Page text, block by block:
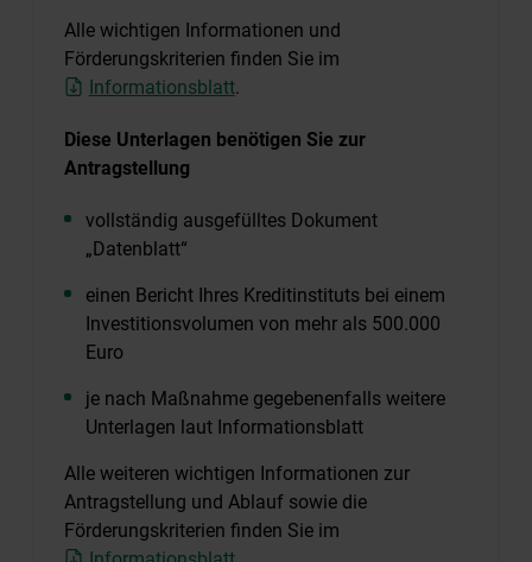
Alle wichtigen Informationen und
Förderungskriterien finden Sie im
Informationsblatt.
Diese Unterlagen benötigen Sie zur
Antragstellung
vollständig ausgefülltes Dokument
„Datenblatt“
einen Bericht Ihres Kreditinstituts bei einem
Investitionsvolumen von mehr als 500.000
Euro
je nach Maßnahme gegebenenfalls weitere
Unterlagen laut Informationsblatt
Alle weiteren wichtigen Informationen zur
Antragstellung und Ablauf sowie die
Förderungskriterien finden Sie im